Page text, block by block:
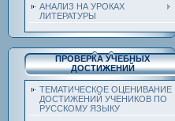
АНАЛИЗ НА УРОКАХ
ЛИТЕРАТУРЫ
ПРОВЕРКА УЧЕБНЫХ
ДОСТИЖЕНИЙ
ТЕМАТИЧЕСКОЕ ОЦЕНИВАНИЕ
ДОСТИЖЕНИЙ УЧЕНИКОВ ПО
РУССКОМУ ЯЗЫКУ